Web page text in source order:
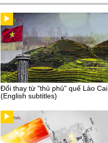
Đổi thay từ "thủ phủ" quế Lào Cai
(English subtitles)